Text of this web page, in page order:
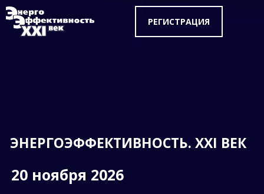
РЕГИСТРАЦИЯ
ЭНЕРГОЭФФЕКТИВНОСТЬ. XXI ВЕК
20 ноября 2026